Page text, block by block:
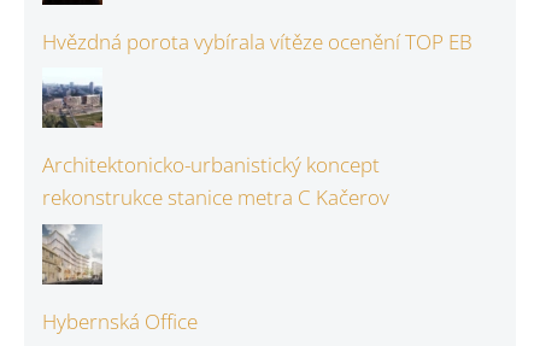
Hvězdná porota vybírala vítěze ocenění TOP EB
Architektonicko-urbanistický koncept
rekonstrukce stanice metra C Kačerov
Hybernská Office